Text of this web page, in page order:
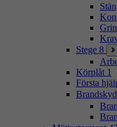
Stege 8
Körplåt 1
Första